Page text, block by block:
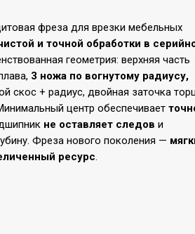
фреза для врезки мебельных
и точной обработки в
геометрия: верхняя часть
3 ножа по вогнутому радиусу,
скос + радиус, двойная заточка
центр обеспечивает
не оставляет следов и
Фреза нового поколения —
ресурс.